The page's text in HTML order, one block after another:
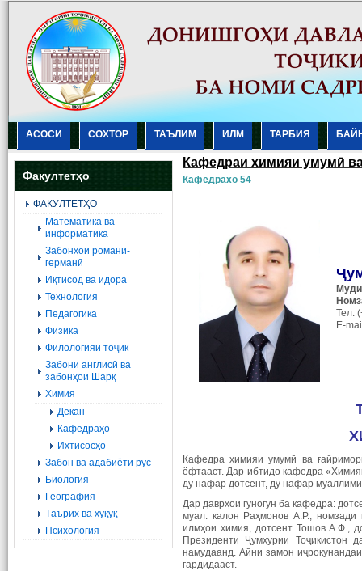
АСОСӢ СОХТОР ТАЪЛИМ ИЛМ ТАРБИЯ
Факултетҳо
ФАКУЛТЕТҲО
Mатематика ва
информатика
Забонҳои романӣ-
германӣ
Иқтисод ва идора
Технология
Педагогика
Физика
Филологияи тоҷик
Забони англисӣ ва
забонҳои Шарқ
Химия
Декан
Кафедраҳо
Ихтисосҳо
Забон ва адабиёти рус
Биология
География
Tаърих ва ҳуқуқ
Психология
Кафедраи химияи умумӣ
Кафедрахо 54
Тел:
E-
Кафедра химияи умумӣ ва
ёфтааст. Дар ибтидо кафедра
ду нафар дотсент, ду нафар
Дар даврҳои гуногун ба кафедра:
муал. калон Раҳмонов А.Р., номзади
илмҳои химия, дотсент Тошов А.Ф.,
Президенти Ҷумҳурии
намудаанд. Айни замон
гардидааст.